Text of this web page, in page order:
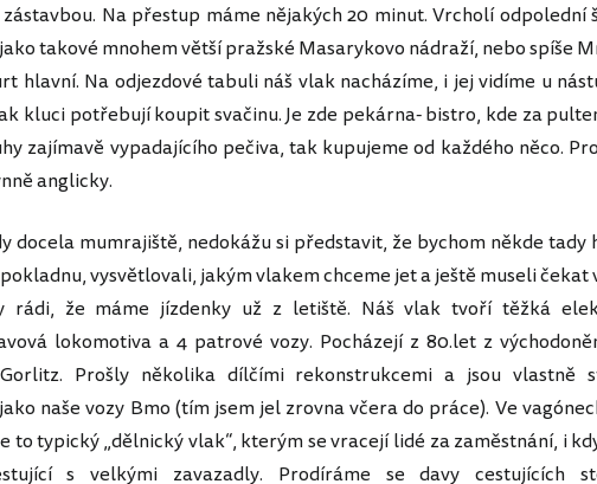
Na přestup máme nějakých 20 minut. Vrcholí odpolední
takové mnohem větší pražské Masarykovo nádraží, nebo spíše
hlavní. Na odjezdové tabuli náš vlak nacházíme, i jej vidíme u
kluci potřebují koupit svačinu. Je zde pekárna- bistro, kde za
zajímavě vypadajícího pečiva, tak kupujeme od každého něco.
anglicky.
docela mumrajiště, nedokážu si představit, že bychom někde tady
vysvětlovali, jakým vlakem chceme jet a ještě museli čekat
rádi, že máme jízdenky už z letiště. Náš vlak tvoří těžká
lokomotiva a 4 patrové vozy. Pocházejí z 80.let z
Prošly několika dílčími rekonstrukcemi a jsou vlastně
naše vozy Bmo (tím jsem jel zrovna včera do práce). Ve
to typický „dělnický vlak“, kterým se vracejí lidé za zaměstnání, i
s velkými zavazadly. Prodíráme se davy cestujících